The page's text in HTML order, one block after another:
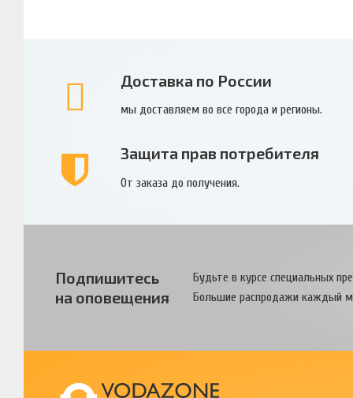
Доставка по России
мы доставляем во все города и регионы.
Защита прав потребителя
От заказа до получения.
Подпишитесь
на оповещения
Будьте в курсе специальных
Большие распродажи каждый